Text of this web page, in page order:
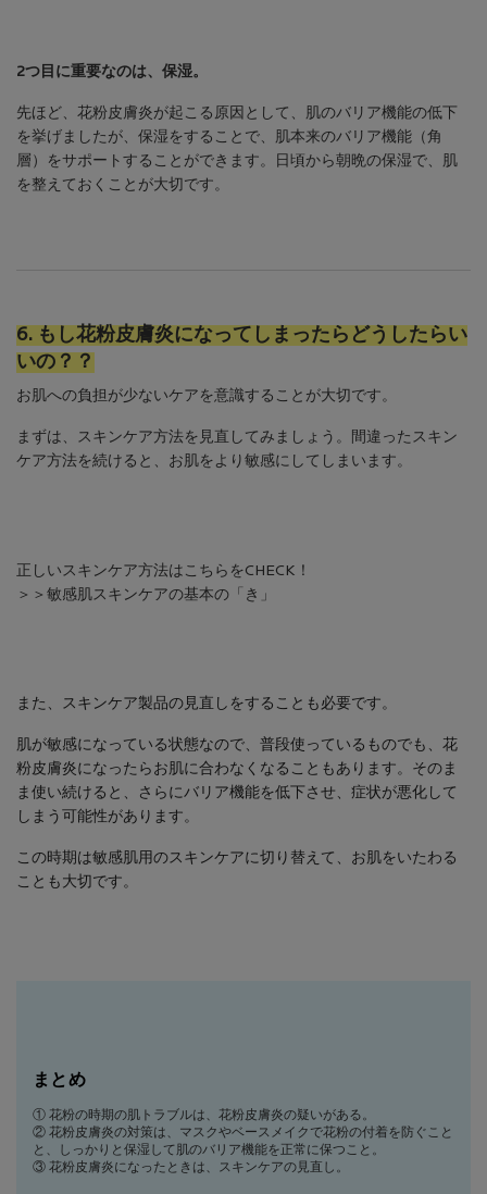
2つ目に重要なのは、保湿。
先ほど、花粉皮膚炎が起こる原因として、肌のバリア機能の低下
を挙げましたが、保湿をすることで、肌本来のバリア機能（角
層）をサポートすることができます。日頃から朝晩の保湿で、肌
を整えておくことが大切です。
6. もし花粉皮膚炎になってしまったらどうしたらい
いの？？
お肌への負担が少ないケアを意識することが大切です。
まずは、スキンケア方法を見直してみましょう。間違ったスキン
ケア方法を続けると、お肌をより敏感にしてしまいます。
正しいスキンケア方法はこちらをCHECK！
＞＞敏感肌スキンケアの基本の「き」
また、スキンケア製品の見直しをすることも必要です。
肌が敏感になっている状態なので、普段使っているものでも、花
粉皮膚炎になったらお肌に合わなくなることもあります。そのま
ま使い続けると、さらにバリア機能を低下させ、症状が悪化して
しまう可能性があります。
この時期は敏感肌用のスキンケアに切り替えて、お肌をいたわる
ことも大切です。
まとめ
① 花粉の時期の肌トラブルは、花粉皮膚炎の疑いがある。
② 花粉皮膚炎の対策は、マスクやベースメイクで花粉の付着を防ぐこと
と、しっかりと保湿して肌のバリア機能を正常に保つこと。
③ 花粉皮膚炎になったときは、スキンケアの見直し。